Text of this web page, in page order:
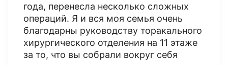
года, перенесла несколько сложных
операций. Я и вся моя семья очень
благодарны руководству торакального
хирургического отделения на 11 этаже
за то, что вы собрали вокруг себя